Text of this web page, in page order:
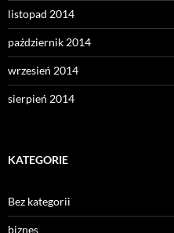
listopad 2014
październik 2014
wrzesień 2014
sierpień 2014
KATEGORIE
Bez kategorii
biznes